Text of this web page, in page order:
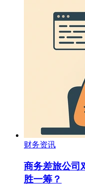
财务资讯
商务差旅公司
胜一筹？